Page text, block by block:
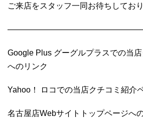
ご来店をスタッフ一同お待ちしてお
Google Plus グーグルプラスでの当
へのリンク
Yahoo！ ロコでの当店クチコミ紹介
名古屋店Webサイトトップページへ